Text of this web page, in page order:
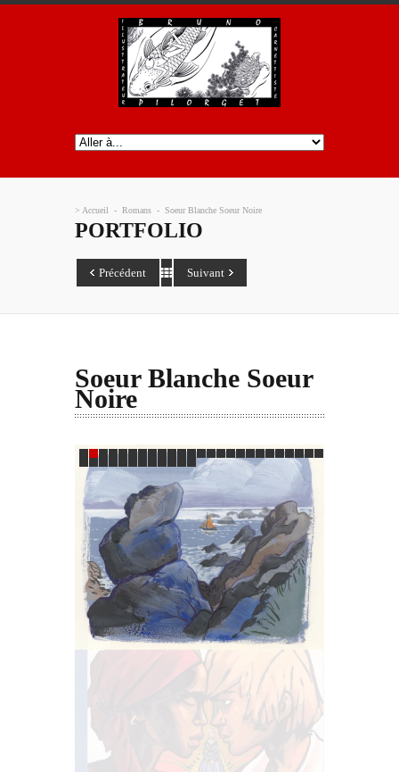
> Accueil - Romans - Soeur Blanche Soeur Noire
PORTFOLIO
Précédent Suivant
Soeur Blanche Soeur
Noire